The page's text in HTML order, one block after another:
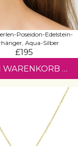
Poseidon-Edelstein-
Aqua-Silber
£195
WARENKORB